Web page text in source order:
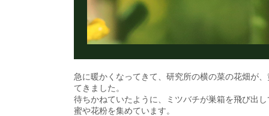
急に暖かくなってきて、研究所の横の菜の花畑が
てきました。
待ちかねていたように、ミツバチが巣箱を飛び出
蜜や花粉を集めています。